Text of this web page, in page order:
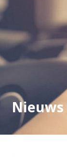
Nieuws